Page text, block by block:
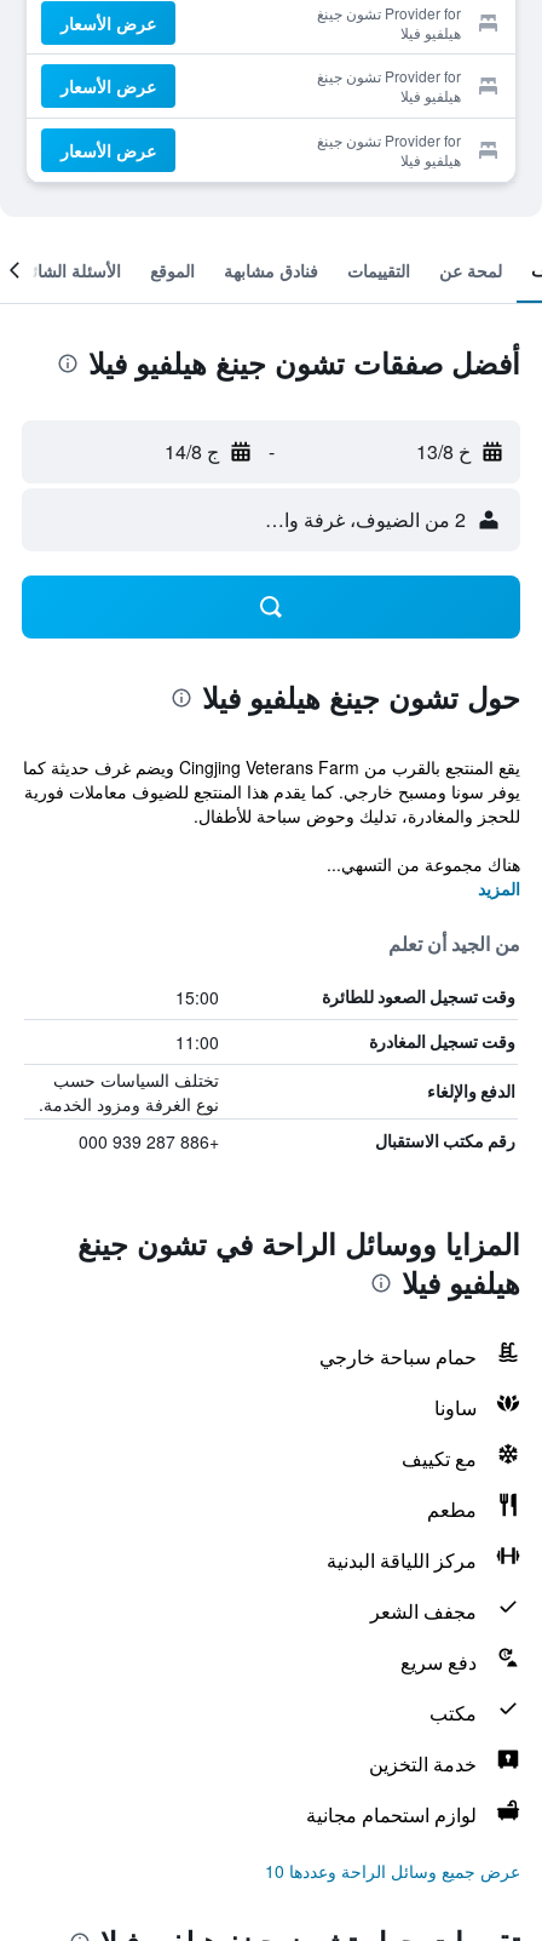
Provider for تشون جينغ
هيلفيو فيلا
عرض الأسعار
Provider for تشون جينغ
هيلفيو فيلا
عرض الأسعار
Provider for تشون جينغ
هيلفيو فيلا
عرض الأسعار
لمحة عن التقييمات فنادق مشابهة الموقع الأسئلة الشائعة
أفضل صفقات تشون جينغ هيلفيو فيلا
خ 13/8 - ج 14/8
2 من الضيوف، غرفة واحدة
حول تشون جينغ هيلفيو فيلا
يقع المنتجع بالقرب من Cingjing Veterans Farm ويضم غرف حديثة كما
يوفر سونا ومسبح خارجي. كما يقدم هذا المنتجع للضيوف معاملات فورية
للحجز والمغادرة، تدليك وحوض سباحة للأطفال.
هناك مجموعة من التسهي...
المزيد
من الجيد أن تعلم
وقت تسجيل الصعود للطائرة 15:00
وقت تسجيل المغادرة 11:00
الدفع والإلغاء
تختلف السياسات حسب
نوع الغرفة ومزود الخدمة.
رقم مكتب الاستقبال +886 287 939 000
المزايا ووسائل الراحة في تشون جينغ
هيلفيو فيلا
حمام سباحة خارجي
ساونا
مع تكييف
مطعم
مركز اللياقة البدنية
مجفف الشعر
دفع سريع
مكتب
خدمة التخزين
لوازم استحمام مجانية
عرض جميع وسائل الراحة وعددها 10